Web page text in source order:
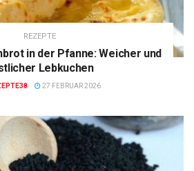
REZEPTE
in der Pfanne: Weicher und
Lebkuchen
27 FEBRUAR 2026